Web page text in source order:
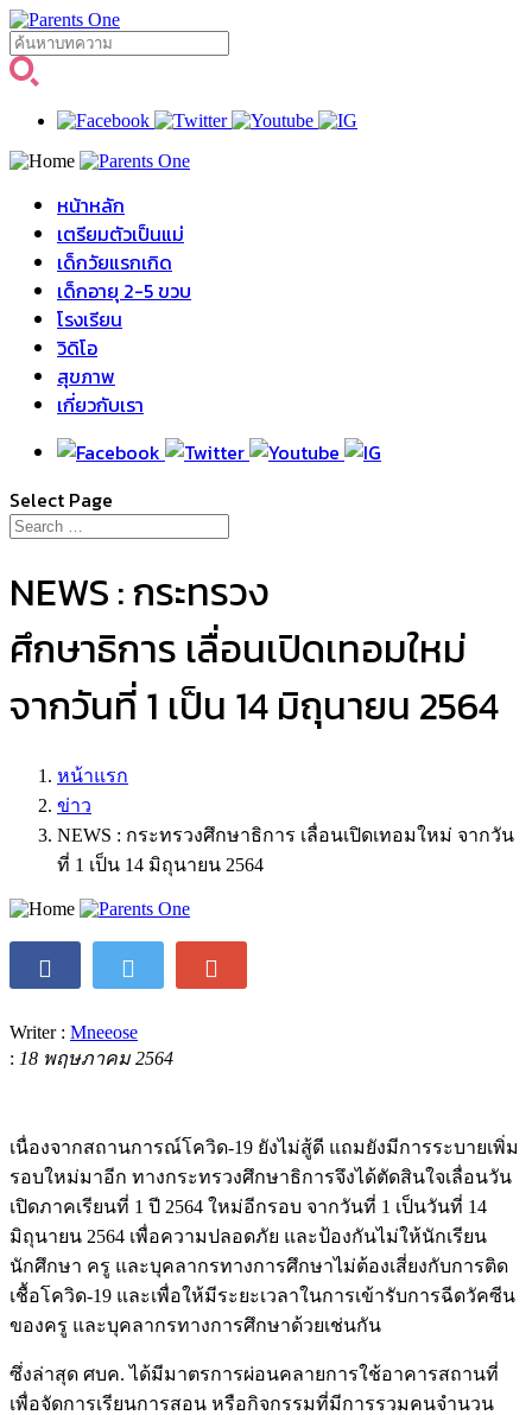
หน้าหลัก
เตรียมตัวเป็นแม่
เด็กวัยแรกเกิด
เด็กอายุ 2-5 ขวบ
โรงเรียน
วิดิโอ
สุขภาพ
เกี่ยวกับเรา
Select Page
NEWS : กระทรวง
ศึกษาธิการ เลื่อนเปิดเทอมใหม่
จากวันที่ 1 เป็น 14 มิถุนายน 2564
หน้าแรก
ข่าว
NEWS : กระทรวงศึกษาธิการ เลื่อนเปิดเทอมใหม่ จากวัน
ที่ 1 เป็น 14 มิถุนายน 2564
Writer : Mneeose
: 18 พฤษภาคม 2564
เนื่องจากสถานการณ์โควิด-19 ยังไม่สู้ดี แถมยังมีการระบายเพิ่ม
รอบใหม่มาอีก ทางกระทรวงศึกษาธิการจึงได้ตัดสินใจเลื่อนวัน
เปิดภาคเรียนที่ 1 ปี 2564 ใหม่อีกรอบ จากวันที่ 1 เป็นวันที่ 14
มิถุนายน 2564 เพื่อความปลอดภัย และป้องกันไม่ให้นักเรียน
นักศึกษา ครู และบุคลากรทางการศึกษาไม่ต้องเสี่ยงกับการติด
เชื้อโควิด-19 และเพื่อให้มีระยะเวลาในการเข้ารับการฉีดวัคซีน
ของครู และบุคลากรทางการศึกษาด้วยเช่นกัน
ซึ่งล่าสุด ศบค. ได้มีมาตรการผ่อนคลายการใช้อาคารสถานที่
เพื่อจัดการเรียนการสอน หรือกิจกรรมที่มีการรวมคนจำนวน